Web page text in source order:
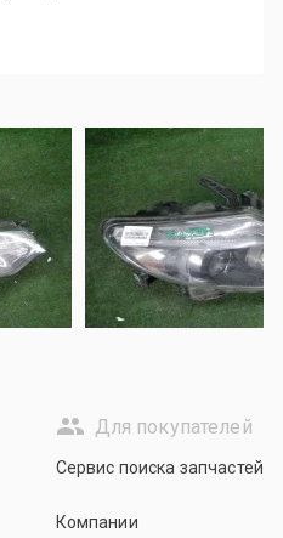
Для покупателей
Сервис поиска запчастей
Компании